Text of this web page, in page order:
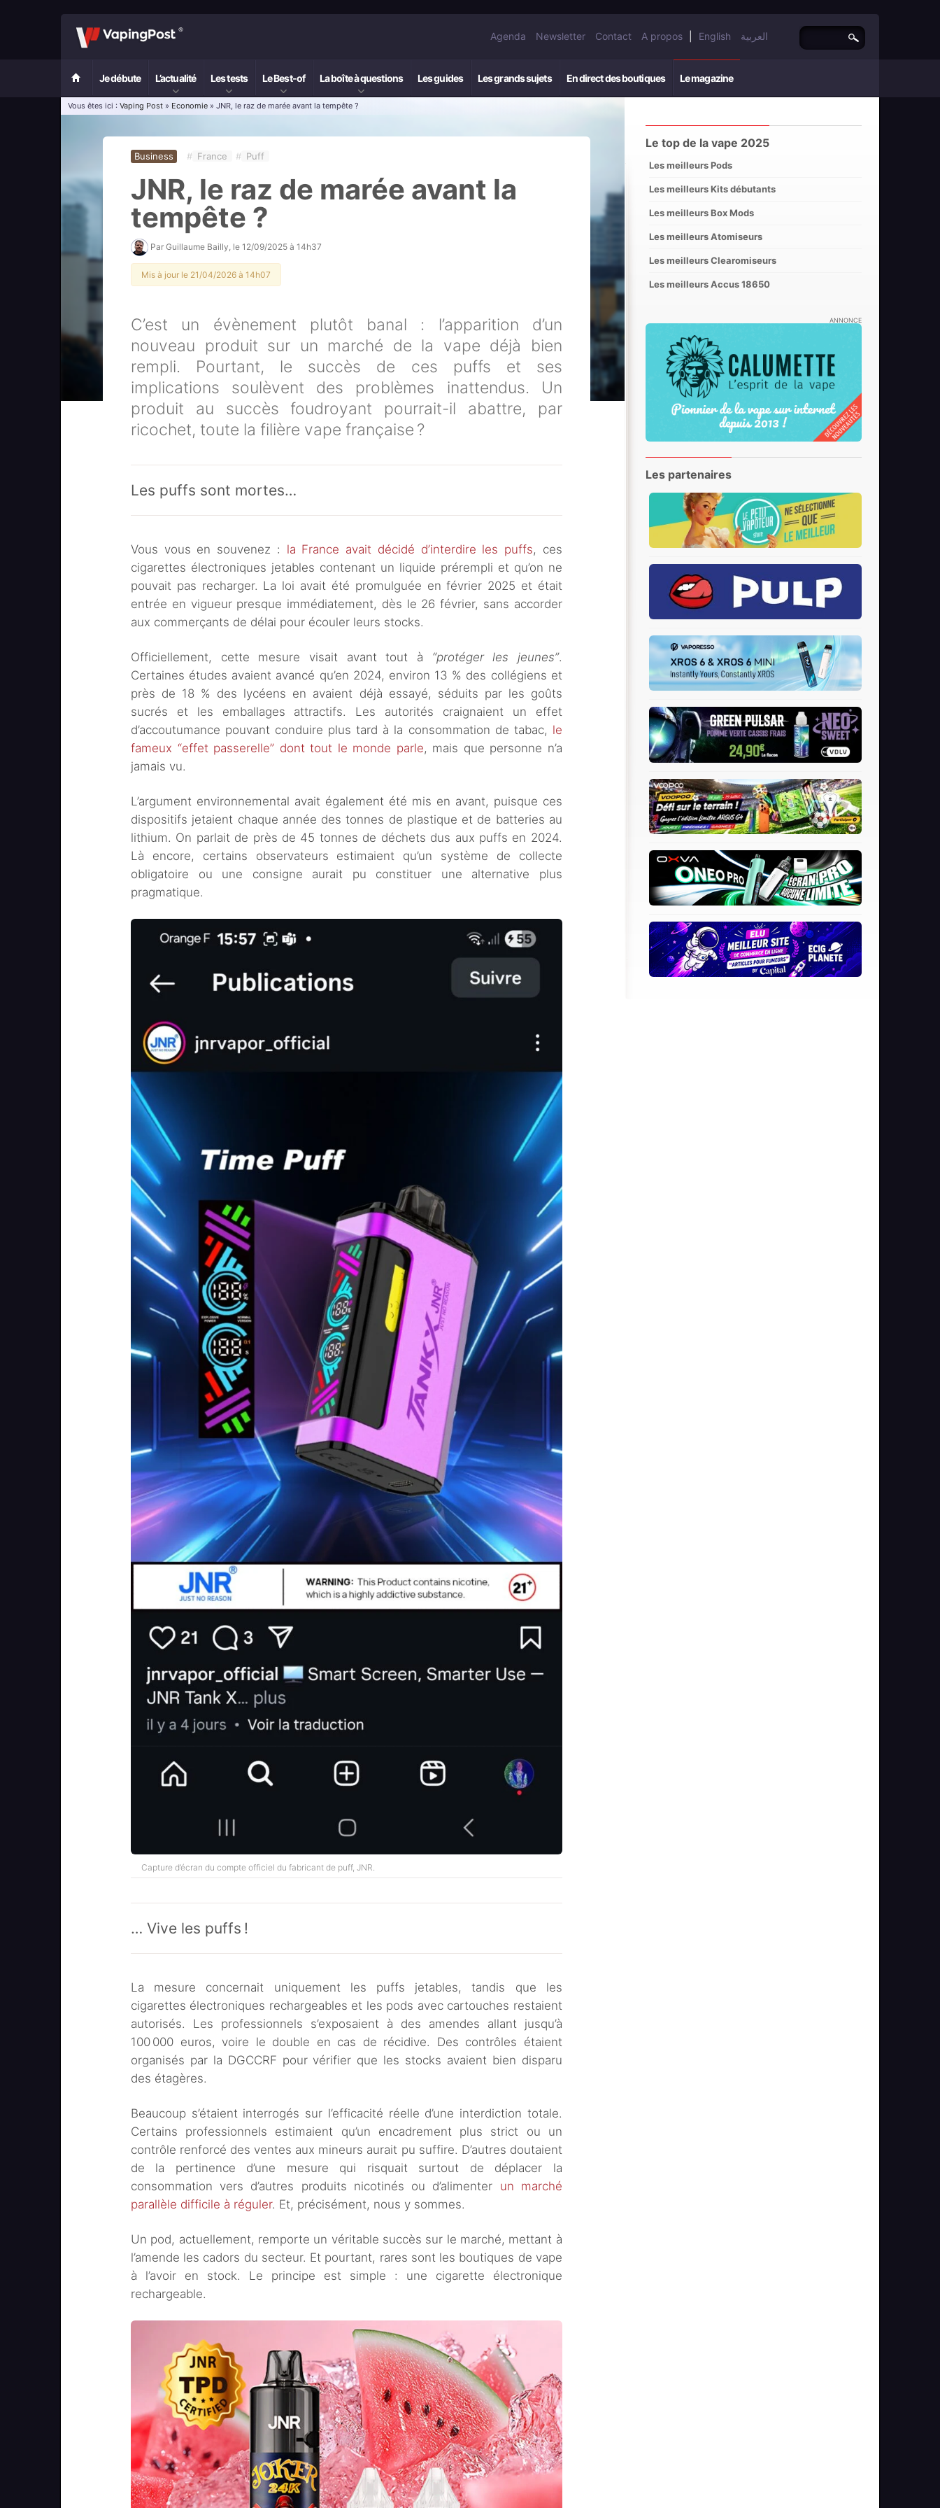
Agenda Newsletter Contact A propos English العربية
Je débute L’actualité Les tests Le Best-of La boîte à questions Les guides Les grands sujets En direct des boutiques Le magazine
Vous êtes ici : Vaping Post » Economie » JNR, le raz de marée avant la tempête ?
Business # France # Puff
JNR, le raz de marée avant la
tempête ?
Par Guillaume Bailly , le 12/09/2025 à 14h37
Mis à jour le 21/04/2026 à 14h07
C’est un évènement plutôt banal : l’apparition d’un
nouveau produit sur un marché de la vape déjà bien
rempli. Pourtant, le succès de ces puffs et ses
implications soulèvent des problèmes inattendus. Un
produit au succès foudroyant pourrait-il abattre, par
ricochet, toute la filière vape française ?
Les puffs sont mortes…
Vous vous en souvenez : la France avait décidé d’interdire les puffs, ces
cigarettes électroniques jetables contenant un liquide prérempli et qu’on ne
pouvait pas recharger. La loi avait été promulguée en février 2025 et était
entrée en vigueur presque immédiatement, dès le 26 février, sans accorder
aux commerçants de délai pour écouler leurs stocks.
Officiellement, cette mesure visait avant tout à “protéger les jeunes”.
Certaines études avaient avancé qu’en 2024, environ 13 % des collégiens et
près de 18 % des lycéens en avaient déjà essayé, séduits par les goûts
sucrés et les emballages attractifs. Les autorités craignaient un effet
d’accoutumance pouvant conduire plus tard à la consommation de tabac, le
fameux “effet passerelle” dont tout le monde parle, mais que personne n’a
jamais vu.
L’argument environnemental avait également été mis en avant, puisque ces
dispositifs jetaient chaque année des tonnes de plastique et de batteries au
lithium. On parlait de près de 45 tonnes de déchets dus aux puffs en 2024.
Là encore, certains observateurs estimaient qu’un système de collecte
obligatoire ou une consigne aurait pu constituer une alternative plus
pragmatique.
Capture d’écran du compte officiel du fabricant de puff, JNR.
… Vive les puffs !
La mesure concernait uniquement les puffs jetables, tandis que les
cigarettes électroniques rechargeables et les pods avec cartouches restaient
autorisés. Les professionnels s’exposaient à des amendes allant jusqu’à
100 000 euros, voire le double en cas de récidive. Des contrôles étaient
organisés par la DGCCRF pour vérifier que les stocks avaient bien disparu
des étagères.
Beaucoup s’étaient interrogés sur l’efficacité réelle d’une interdiction totale.
Certains professionnels estimaient qu’un encadrement plus strict ou un
contrôle renforcé des ventes aux mineurs aurait pu suffire. D’autres doutaient
de la pertinence d’une mesure qui risquait surtout de déplacer la
consommation vers d’autres produits nicotinés ou d’alimenter un marché
parallèle difficile à réguler. Et, précisément, nous y sommes.
Un pod, actuellement, remporte un véritable succès sur le marché, mettant à
l’amende les cadors du secteur. Et pourtant, rares sont les boutiques de vape
à l’avoir en stock. Le principe est simple : une cigarette électronique
rechargeable.
Le top de la vape 2025
Les meilleurs Pods
Les meilleurs Kits débutants
Les meilleurs Box Mods
Les meilleurs Atomiseurs
Les meilleurs Clearomiseurs
Les meilleurs Accus 18650
ANNONCE
Les partenaires